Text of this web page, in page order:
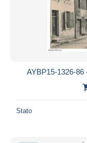
AYBP15-1326-
Stato